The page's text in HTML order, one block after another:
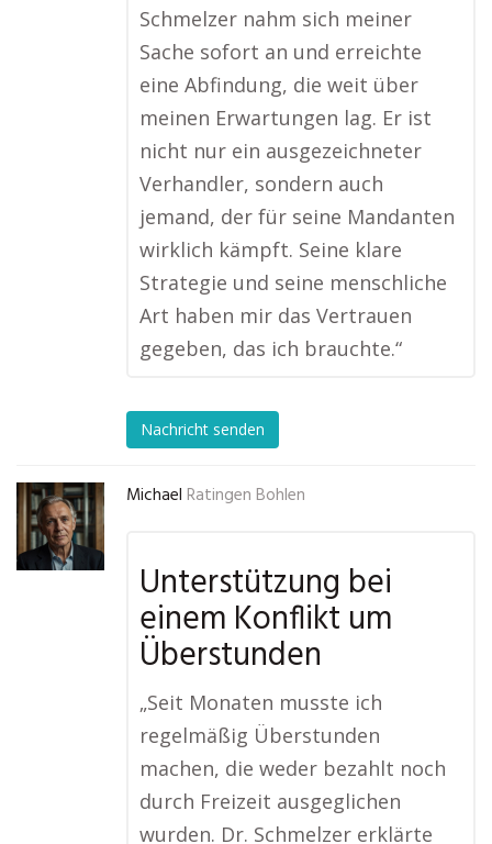
Schmelzer nahm sich meiner
Sache sofort an und erreichte
eine Abfindung, die weit über
meinen Erwartungen lag. Er ist
nicht nur ein ausgezeichneter
Verhandler, sondern auch
jemand, der für seine Mandanten
wirklich kämpft. Seine klare
Strategie und seine menschliche
Art haben mir das Vertrauen
gegeben, das ich brauchte.“
Nachricht senden
Michael Ratingen Bohlen
Unterstützung bei
einem Konflikt um
Überstunden
„Seit Monaten musste ich
regelmäßig Überstunden
machen, die weder bezahlt noch
durch Freizeit ausgeglichen
wurden. Dr. Schmelzer erklärte